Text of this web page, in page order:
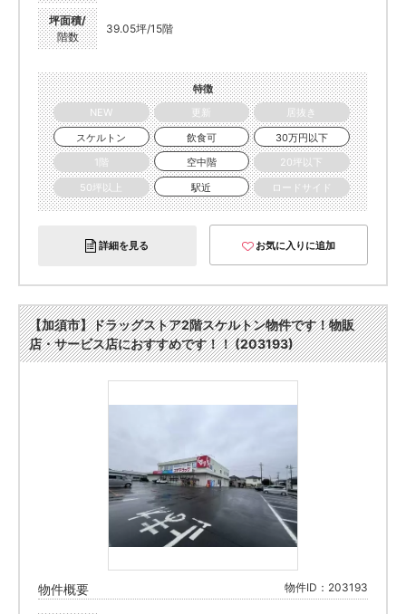
坪面積/
階数
39.05坪/15階
特徴
NEW
更新
居抜き
スケルトン
飲食可
30万円以下
1階
空中階
20坪以下
50坪以上
駅近 ロードサイド
詳細を見る お気に入りに追加
【加須市】ドラッグストア2階スケルトン物件です！物販
店・サービス店におすすめです！！ (203193)
物件概要 物件ID：203193